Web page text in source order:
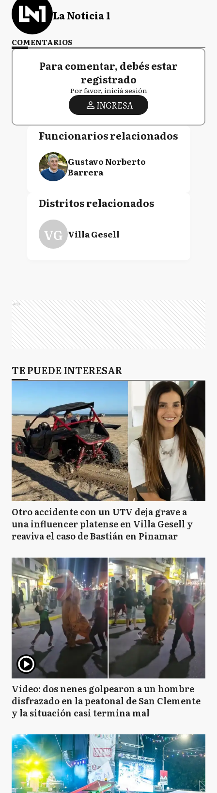
La Noticia 1
COMENTARIOS
Para comentar, debés estar
registrado
Por favor, iniciá sesión
INGRESA
Funcionarios relacionados
Gustavo Norberto
Barrera
Distritos relacionados
VG Villa Gesell
Ads
TE PUEDE INTERESAR
Otro accidente con un UTV deja grave a
una influencer platense en Villa Gesell y
reaviva el caso de Bastián en Pinamar
Video: dos nenes golpearon a un hombre
disfrazado en la peatonal de San Clemente
y la situación casi termina mal